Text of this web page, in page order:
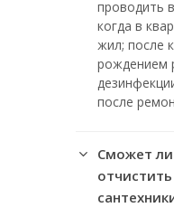
проводить
когда в
жил; после
рождением
после
Сможет